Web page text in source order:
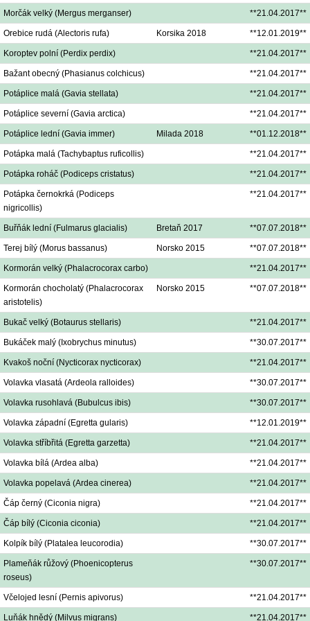
Morčák velký (Mergus merganser) **21.04.2017**
Orebice rudá (Alectoris rufa) Korsika 2018 **12.01.2019**
Koroptev polní (Perdix perdix) **21.04.2017**
Bažant obecný (Phasianus colchicus) **21.04.2017**
Potáplice malá (Gavia stellata) **21.04.2017**
Potáplice severní (Gavia arctica) **21.04.2017**
Potáplice lední (Gavia immer) Milada 2018 **01.12.2018**
Potápka malá (Tachybaptus ruficollis) **21.04.2017**
Potápka roháč (Podiceps cristatus) **21.04.2017**
Potápka černokrká (Podiceps
nigricollis)
**21.04.2017**
Buřňák lední (Fulmarus glacialis) Bretaň 2017 **07.07.2018**
Terej bílý (Morus bassanus) Norsko 2015 **07.07.2018**
Kormorán velký (Phalacrocorax carbo) **21.04.2017**
Kormorán chocholatý (Phalacrocorax
aristotelis)
Norsko 2015 **07.07.2018**
Bukač velký (Botaurus stellaris) **21.04.2017**
Bukáček malý (Ixobrychus minutus) **30.07.2017**
Kvakoš noční (Nycticorax nycticorax) **21.04.2017**
Volavka vlasatá (Ardeola ralloides) **30.07.2017**
Volavka rusohlavá (Bubulcus ibis) **30.07.2017**
Volavka západní (Egretta gularis) **12.01.2019**
Volavka stříbřitá (Egretta garzetta) **21.04.2017**
Volavka bílá (Ardea alba) **21.04.2017**
Volavka popelavá (Ardea cinerea) **21.04.2017**
Čáp černý (Ciconia nigra) **21.04.2017**
Čáp bílý (Ciconia ciconia) **21.04.2017**
Kolpík bílý (Platalea leucorodia) **30.07.2017**
Plameňák růžový (Phoenicopterus
roseus)
**30.07.2017**
Včelojed lesní (Pernis apivorus) **21.04.2017**
Luňák hnědý (Milvus migrans) **21.04.2017**